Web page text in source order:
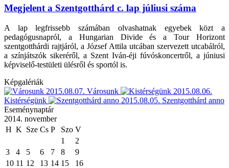
Megjelent a Szentgotthárd c. lap júliusi száma
A lap legfrissebb számában olvashatnak egyebek közt a
pedagógusnapról, a Hungarian Divide és a Tour Horizont
szentgotthárdi rajtjáról, a József Attila utcában szervezett utcabálról,
a színjátszók sikeréről, a Szent Iván-éji fúvóskoncertről, a júniusi
képviselő-testületi ülésről és sportól is.
Képgalériák
2015.08.07. Városunk
2015.08.06.
Kistérségünk
2015.08.05. Szentgotthárd anno
Eseménynaptár
2014. november
H K Sze Cs P Szo V
1
2
3
4 5 6 7 8
9
10 11 12 13 14 15
16